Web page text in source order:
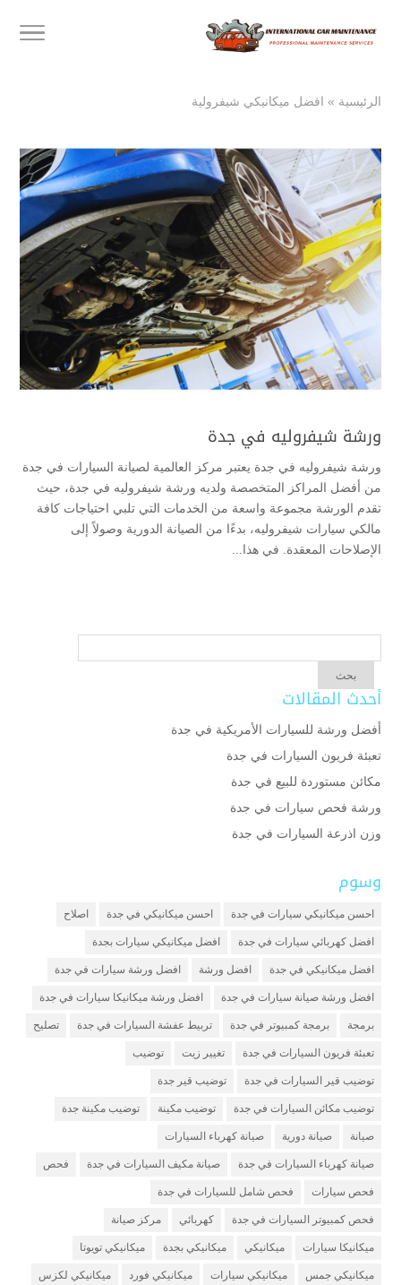
الرئيسية » افضل ميكانيكي شيفرولية
ورشة شيفروليه في جدة
ورشة شيفروليه في جدة يعتبر مركز العالمية لصيانة السيارات في جدة
من أفضل المراكز المتخصصة ولديه ورشة شيفروليه في جدة، حيث
تقدم الورشة مجموعة واسعة من الخدمات التي تلبي احتياجات كافة
مالكي سيارات شيفروليه، بدءًا من الصيانة الدورية وصولاً إلى
الإصلاحات المعقدة. في هذا...
أحدث المقالات
أفضل ورشة للسيارات الأمريكية في جدة
تعبئة فريون السيارات في جدة
مكائن مستوردة للبيع في جدة
ورشة فحص سيارات في جدة
وزن اذرعة السيارات في جدة
وسوم
احسن ميكانيكي سيارات في جدة احسن ميكانيكي في جدة اصلاح
افضل كهربائي سيارات في جدة افضل ميكانيكي سيارات بجدة
افضل ميكانيكي في جدة افضل ورشة افضل ورشة سيارات في جدة
افضل ورشة صيانة سيارات في جدة افضل ورشة ميكانيكا سيارات في جدة
برمجة برمجة كمبيوتر في جدة تربيط عفشة السيارات في جدة تصليح
تعبئة فريون السيارات في جدة تغيير زيت توضيب
توضيب قير السيارات في جدة توضيب قير جدة
توضيب مكائن السيارات في جدة توضيب مكينة توضيب مكينة جدة
صيانة صيانة دورية صيانة كهرباء السيارات
صيانة كهرباء السيارات في جدة صيانة مكيف السيارات في جدة فحص
فحص سيارات فحص شامل للسيارات في جدة
فحص كمبيوتر السيارات في جدة كهربائي مركز صيانة
ميكانيكا سيارات ميكانيكي ميكانيكي بجدة ميكانيكي تويوتا
ميكانيكي جمس ميكانيكي سيارات ميكانيكي فورد ميكانيكي لكزس